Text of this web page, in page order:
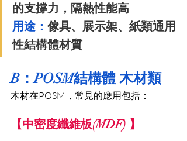
的支撐力，隔熱性能高
用途：傢具、展示架、紙類通用
性結構體材質
B：POSM結構體 木材類
木材在POSM，常見的應用包括：
【中密度纖維板(MDF) 】